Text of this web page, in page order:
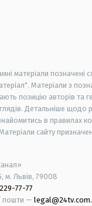
матеріали позначені
Матеріали з
позицію авторів та
Детальніше щодо
в правилах
сайту
м. Львів, 79008
77-77
пошти —